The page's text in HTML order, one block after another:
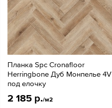
Планка Spc Cronafloor
Herringbone Дуб Монпелье 4V
под елочку
2 185 р./м2